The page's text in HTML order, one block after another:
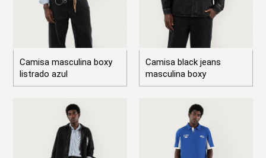
Camisa masculina boxy
listrado azul
Camisa black jeans
masculina boxy